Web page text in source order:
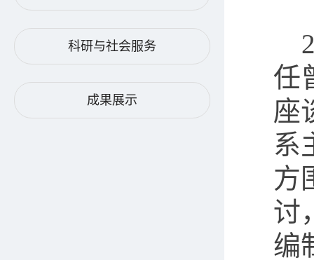
科研与社会服务
成果展示
任
座
系
方
讨
编